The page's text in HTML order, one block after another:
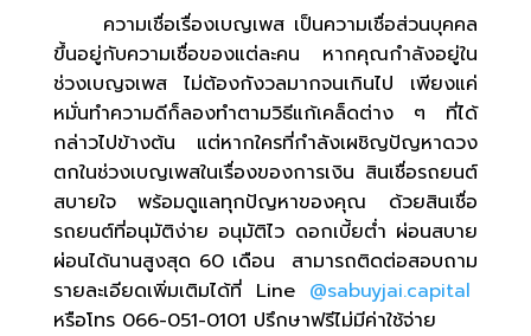
ความเชื่อเรื่องเบญเพส เป็นความเชื่อส่วนบุคคล
ขึ้นอยู่กับความเชื่อของแต่ละคน หากคุณกำลังอยู่ใน
ช่วงเบญจเพส ไม่ต้องกังวลมากจนเกินไป เพียงแค่
หมั่นทำความดีก็ลองทำตามวิธีแก้เคล็ดต่าง ๆ ที่ได้
กล่าวไปข้างต้น แต่หากใครที่กำลังเผชิญปัญหาดวง
ตกในช่วงเบญเพสในเรื่องของการเงิน สินเชื่อรถยนต์
สบายใจ พร้อมดูแลทุกปัญหาของคุณ ด้วยสินเชื่อ
รถยนต์ที่อนุมัติง่าย อนุมัติไว ดอกเบี้ยต่ำ ผ่อนสบาย
ผ่อนได้นานสูงสุด 60 เดือน สามารถติดต่อสอบถาม
รายละเอียดเพิ่มเติมได้ที่ Line @sabuyjai.capital
หรือโทร 066-051-0101 ปรึกษาฟรีไม่มีค่าใช้จ่าย